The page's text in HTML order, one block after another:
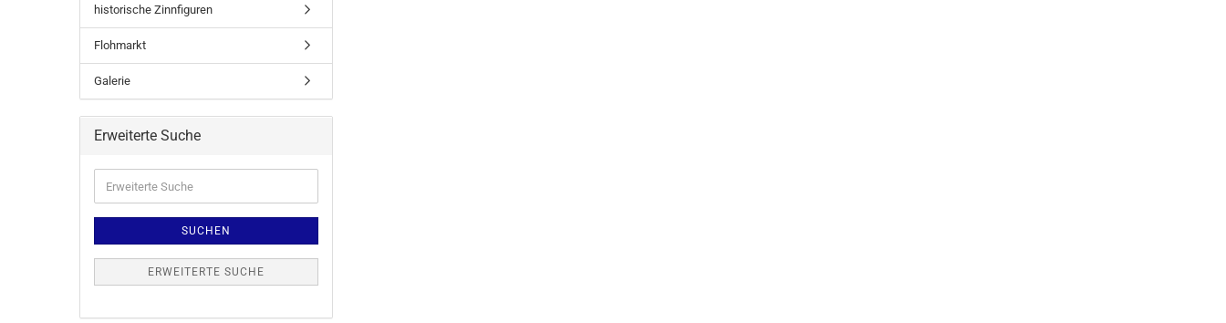
historische Zinnfiguren
Flohmarkt
Galerie
Erweiterte Suche
SUCHEN
ERWEITERTE SUCHE